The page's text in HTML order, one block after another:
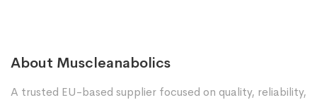
About Muscleanabolics
A trusted EU-based supplier focused on quality, reliability,